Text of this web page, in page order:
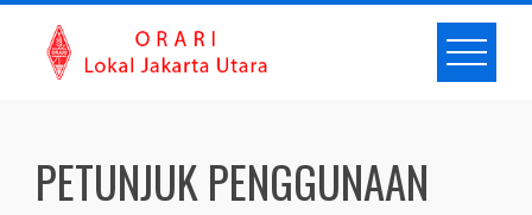
Skip
content
PETUNJUK PENGGUNAAN